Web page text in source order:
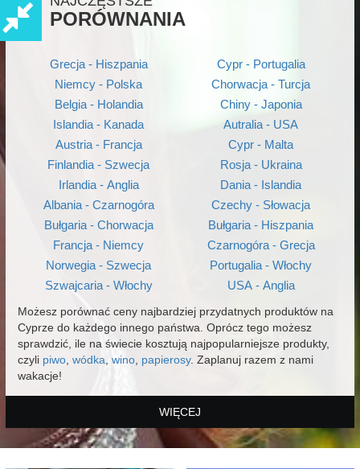
PORÓWNANIA
Grecja - Hiszpania
Niemcy - Polska
Belgia - Holandia
Islandia - Kanada
Austria - Francja
Finlandia - Szwecja
Irlandia - Anglia
Albania - Czarnogóra
Bułgaria - Chorwacja
Francja - Niemcy
Norwegia - Szwecja
Szwajcaria - Włochy
Cypr - Portugalia
Chorwacja - Turcja
Chiny - Japonia
Autralia - USA
Cypr - Malta
Rosja - Ukraina
Dania - Islandia
Czechy - Słowacja
Bułgaria - Hiszpania
Czarnogóra - Grecja
Portugalia - Włochy
USA - Anglia
Możesz porównać ceny najbardziej przydatnych produktów na
Cyprze do każdego innego państwa. Oprócz tego możesz
sprawdzić, ile na świecie kosztują najpopularniejsze produkty,
czyli piwo wódka wino papierosy. Zaplanuj razem z nami
wakacje!
WIĘCEJ